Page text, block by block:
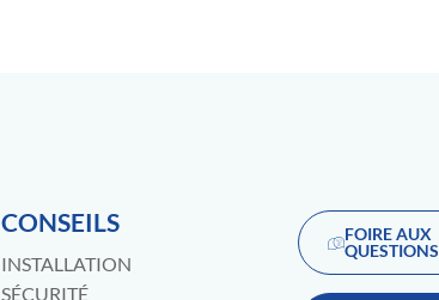
CONSEILS
INSTALLATION
SÉCURITÉ
FOIRE AUX
QUESTIONS